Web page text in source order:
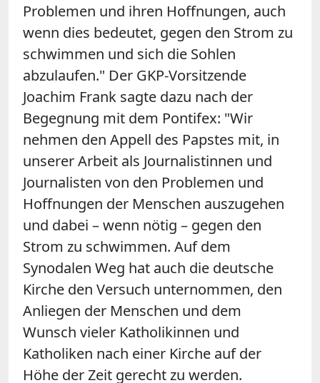
Problemen und ihren Hoffnungen, auch
wenn dies bedeutet, gegen den Strom zu
schwimmen und sich die Sohlen
abzulaufen." Der GKP-Vorsitzende
Joachim Frank sagte dazu nach der
Begegnung mit dem Pontifex: "Wir
nehmen den Appell des Papstes mit, in
unserer Arbeit als Journalistinnen und
Journalisten von den Problemen und
Hoffnungen der Menschen auszugehen
und dabei – wenn nötig – gegen den
Strom zu schwimmen. Auf dem
Synodalen Weg hat auch die deutsche
Kirche den Versuch unternommen, den
Anliegen der Menschen und dem
Wunsch vieler Katholikinnen und
Katholiken nach einer Kirche auf der
Höhe der Zeit gerecht zu werden.